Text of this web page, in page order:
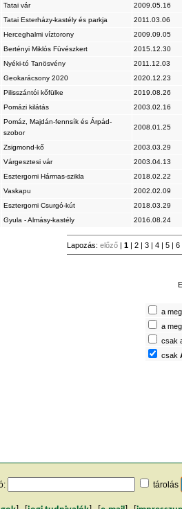
Tatai vár
2009.05.16
Tatai Esterházy-kastély és parkja
2011.03.06
Herceghalmi víztorony
2009.09.05
Bertényi Miklós Füvészkert
2015.12.30
Nyéki-tó Tanösvény
2011.12.03
Geokarácsony 2020
2020.12.23
Pilisszántói kőfülke
2019.08.26
Pomázi kilátás 2003.02.16
Pomáz, Majdán-fennsík és Árpád-
szobor
2008.01.25
Zsigmond-kő
2003.03.29
Várgesztesi vár
2003.04.13
Esztergomi Hármas-szikla
2018.02.22
Vaskapu
2002.02.09
Esztergomi Csurgó-kút
2018.03.29
Gyula - Almásy-kastély 2016.08.24
Lapozás: előző | 1 | 2 | 3 | 4 | 5 | 6
a
a
csak
csak
tárolás